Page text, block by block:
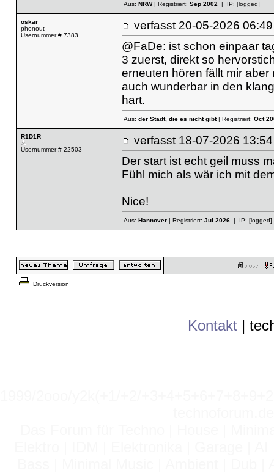
Aus: NRW| Registriert: Sep 2002| IP: [logged]
oskar
phonout
Usernummer # 7383
verfasst 20-05-2026
@FaDe: ist schon einpaar
3 zuerst, direkt so
erneuten hören fällt mir
auch wunderbar in den
hart.
Aus: der Stadt, die es nicht gibt| Registriert: Oct
R1D1R
Usernummer # 22503
verfasst 18-07-2026
Der start ist echt geil muss
Fühl mich als wär ich mit
Nice!
Aus: Hannover| Registriert: Jul 2026| IP: [logged]
Druckversion
Kontakt |